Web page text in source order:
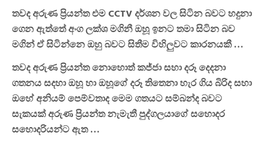
තවද අරුණ ප්‍රියන්ත එම CCTV දර්ශන වල සිටින බවට හදුනා
ගෙන ඇත්තේ අංග ලක්ශ මගිනී ඔහූ ඉනට තමා සිටින බව
මගින් ඒ සිටින්නෙ ඔහු බවට සිතීම විහිලුවට කාරනයකී …
තවද අරුණ ප්‍රියන්ත නොහොත් කජ්ජා සහා දරූ දෙදනා
ගතනය සදහා ඔහූ හා ඔහූගේ දරූ තිතෙනා හැර ගිය බිරිද සහා
ඔහේ අනියම් පෙම්වතාද මෙම ගතයට සම්බන්ද බවට
සැකයක් අරුණ ප්‍රියන්ත නැමැතී පුද්ගලයාගේ සහොදර
සහොදරියන්ට ඇත …